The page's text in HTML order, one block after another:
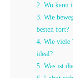
2. Wo kann
3. Wie
besten fort?
4. Wie viele
ideal?
5. Was ist